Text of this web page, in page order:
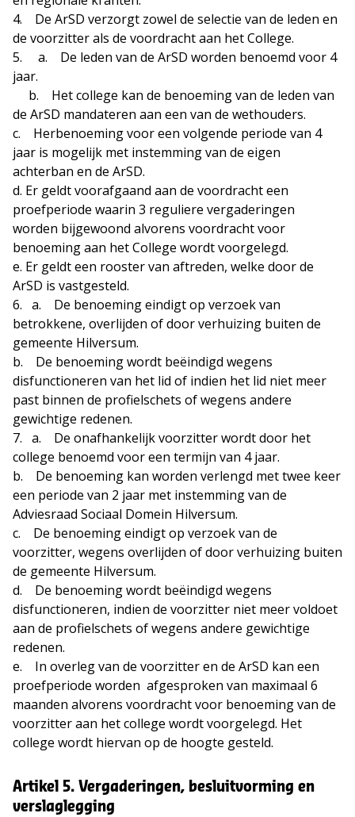
4. De ArSD verzorgt zowel de selectie van de leden en
de voorzitter als de voordracht aan het College.
5. a. De leden van de ArSD worden benoemd voor 4
jaar.
b. Het college kan de benoeming van de leden van
de ArSD mandateren aan een van de wethouders.
c. Herbenoeming voor een volgende periode van 4
jaar is mogelijk met instemming van de eigen
achterban en de ArSD.
d. Er geldt voorafgaand aan de voordracht een
proefperiode waarin 3 reguliere vergaderingen
worden bijgewoond alvorens voordracht voor
benoeming aan het College wordt voorgelegd.
e. Er geldt een rooster van aftreden, welke door de
ArSD is vastgesteld.
6. a. De benoeming eindigt op verzoek van
betrokkene, overlijden of door verhuizing buiten de
gemeente Hilversum.
b. De benoeming wordt beëindigd wegens
disfunctioneren van het lid of indien het lid niet meer
past binnen de profielschets of wegens andere
gewichtige redenen.
7. a. De onafhankelijk voorzitter wordt door het
college benoemd voor een termijn van 4 jaar.
b. De benoeming kan worden verlengd met twee keer
een periode van 2 jaar met instemming van de
Adviesraad Sociaal Domein Hilversum.
c. De benoeming eindigt op verzoek van de
voorzitter, wegens overlijden of door verhuizing buiten
de gemeente Hilversum.
d. De benoeming wordt beëindigd wegens
disfunctioneren, indien de voorzitter niet meer voldoet
aan de profielschets of wegens andere gewichtige
redenen.
e. In overleg van de voorzitter en de ArSD kan een
proefperiode worden afgesproken van maximaal 6
maanden alvorens voordracht voor benoeming van de
voorzitter aan het college wordt voorgelegd. Het
college wordt hiervan op de hoogte gesteld.
Artikel 5. Vergaderingen, besluitvorming en
verslaglegging